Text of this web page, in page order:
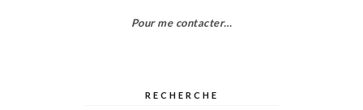
Pour me contacter…
RECHERCHE